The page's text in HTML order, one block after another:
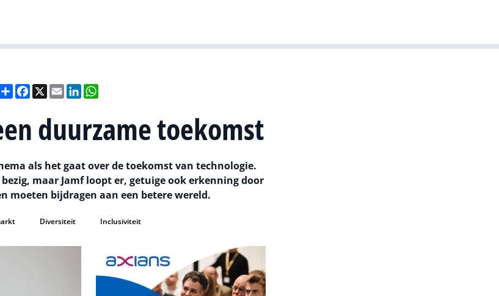
DeelFacebook
X EmailLinkedIn
duurzame toekomst
als het gaat over de toekomst van technologie.
maar Jamf loopt er, getuige ook erkenning door
moeten bijdragen aan een betere wereld.
Diversiteit Inclusiviteit